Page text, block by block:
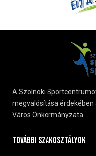
A Szolnoki
megvalósítása
Város Önkormányzata.
További szakosztályok